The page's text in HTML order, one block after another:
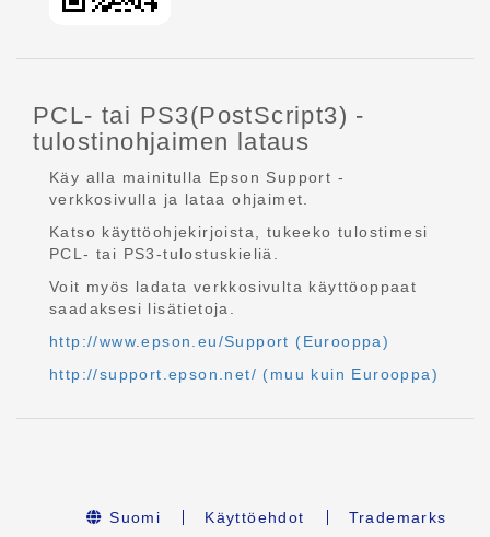
PCL- tai PS3(PostScript3) -
tulostinohjaimen lataus
Käy alla mainitulla Epson Support -
verkkosivulla ja lataa ohjaimet.
Katso käyttöohjekirjoista, tukeeko tulostimesi
PCL- tai PS3-tulostuskieliä.
Voit myös ladata verkkosivulta käyttöoppaat
saadaksesi lisätietoja.
http://www.epson.eu/Support (Eurooppa)
http://support.epson.net/ (muu kuin Eurooppa)
Suomi Käyttöehdot Trademarks